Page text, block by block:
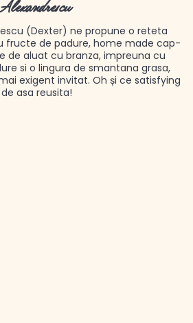
(Dexter) ne propune o reteta
fructe de padure, home made cap-
de aluat cu branza, impreuna cu
si o lingura de smantana grasa,
exigent invitat. Oh și ce satisfying
asa reusita!